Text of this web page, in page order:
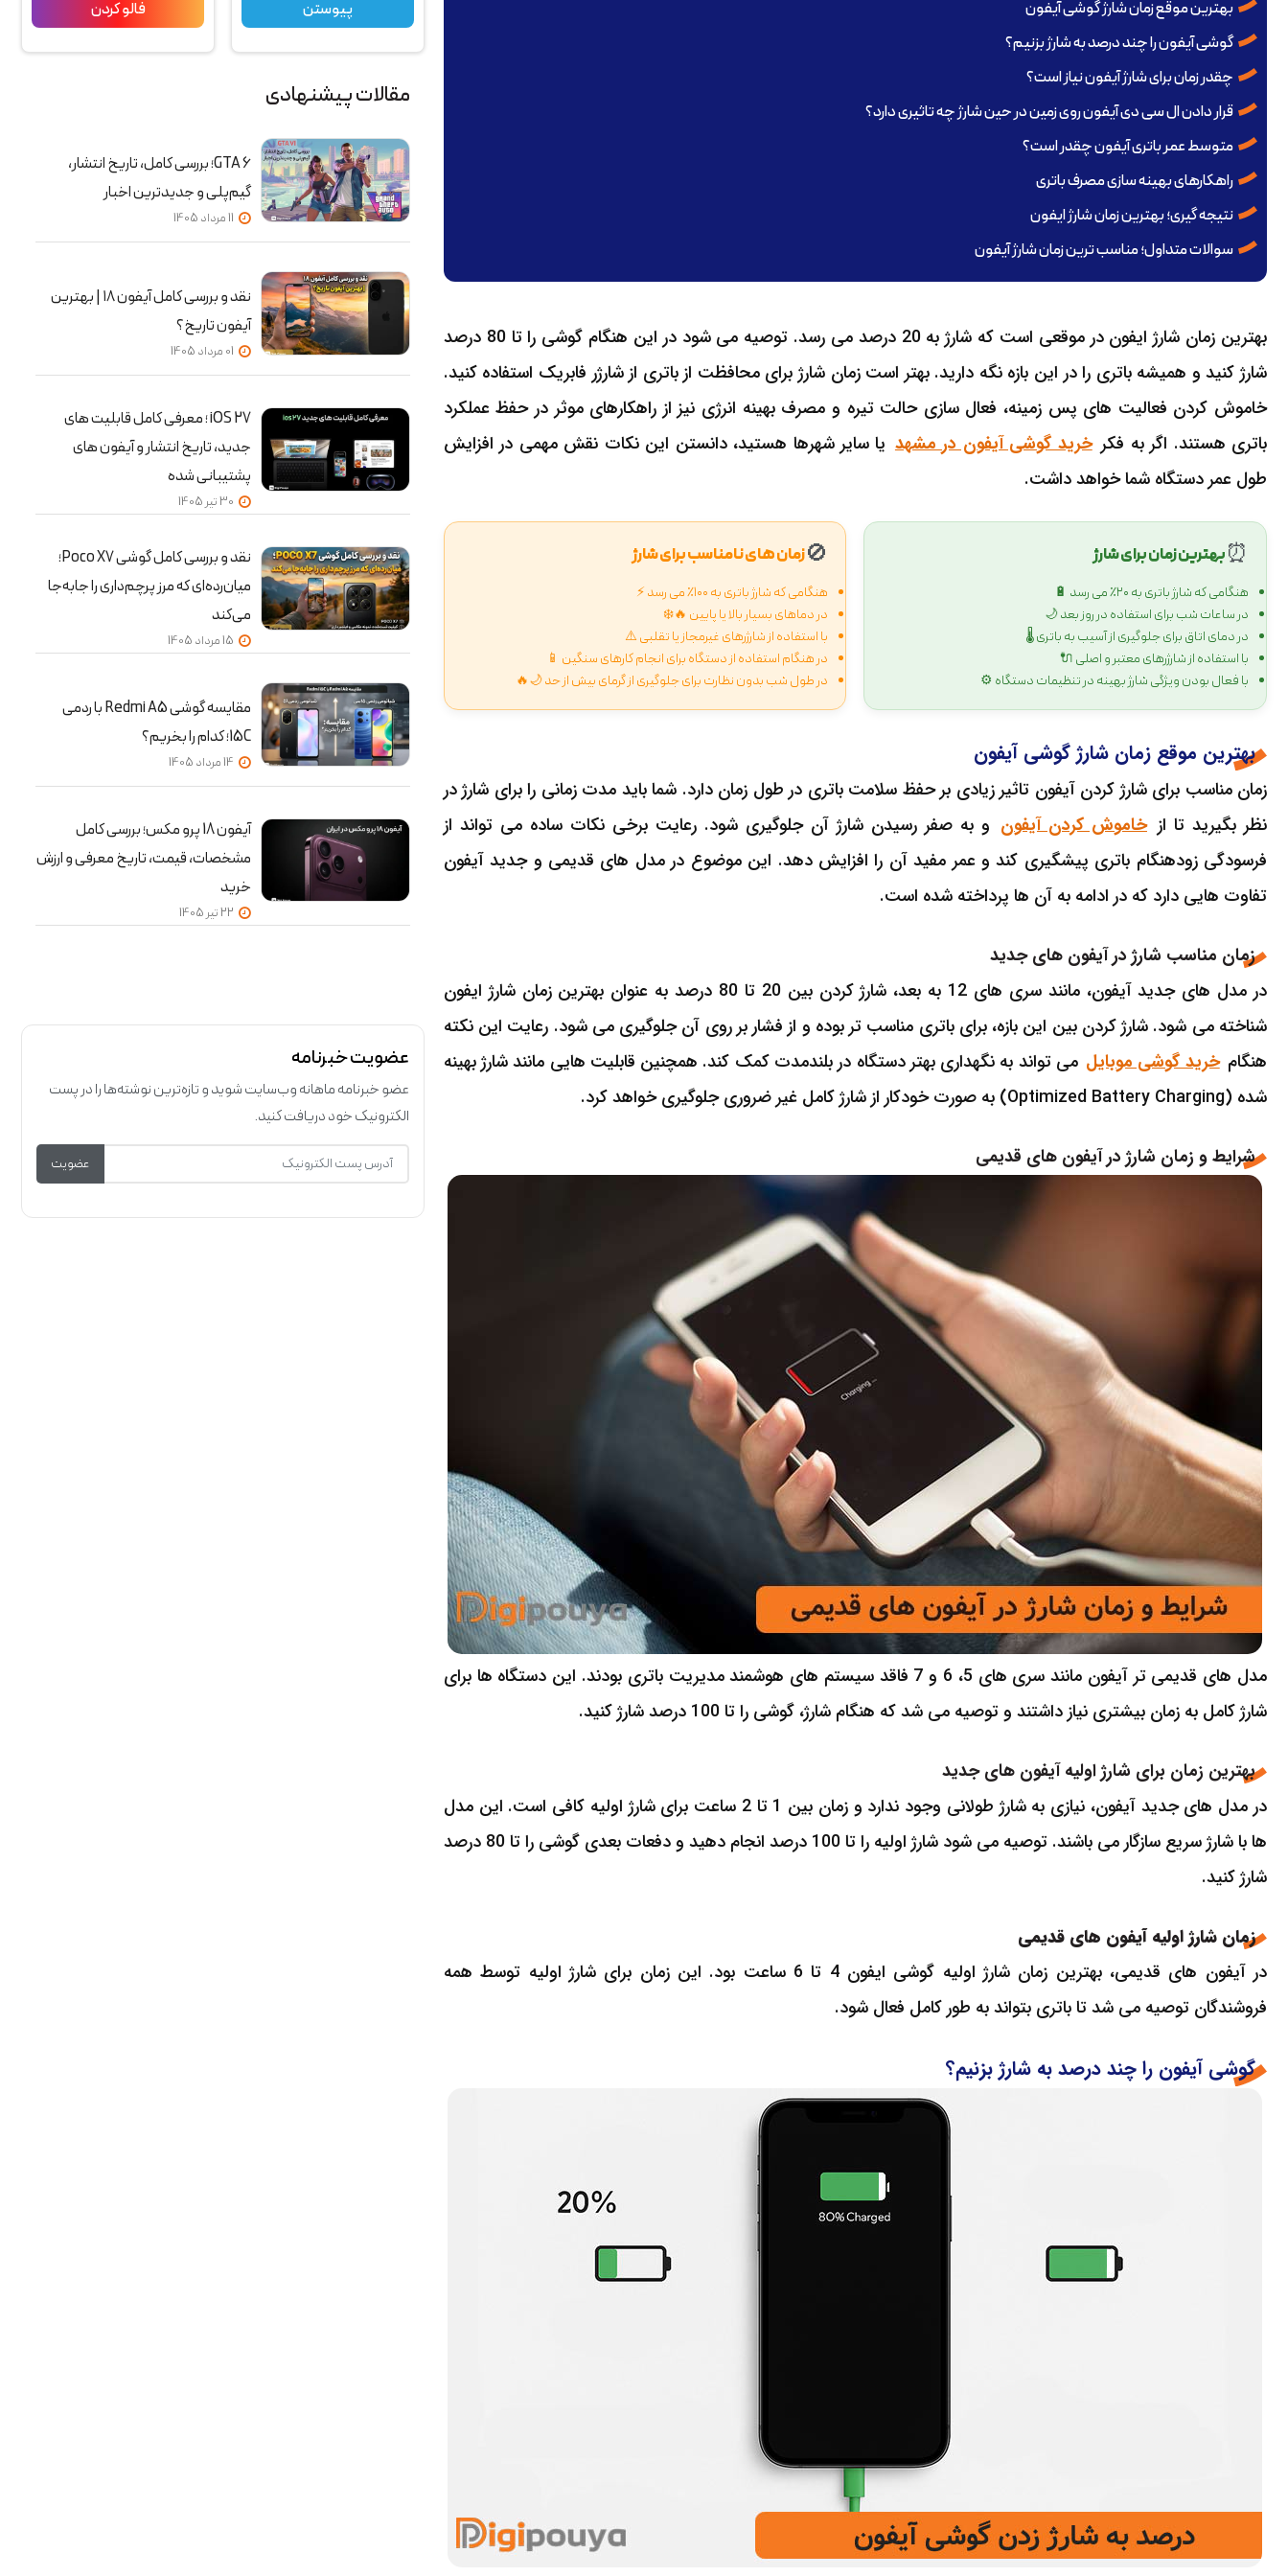
بهترین موقع زمان شارژ گوشی آیفون
گوشی آیفون را چند درصد به شارژ بزنیم؟
چقدر زمان برای شارژ آیفون نیاز است؟
قرار دادن ال سی دی آیفون روی زمین در حین شارژ چه تاثیری دارد؟
متوسط عمر باتری آیفون چقدر است؟
راهکارهای بهینه سازی مصرف باتری
نتیجه گیری؛ بهترین زمان شارژ ایفون
سوالات متداول؛ مناسب ترین زمان شارژ آیفون
بهترین زمان شارژ ایفون در موقعی است که شارژ به 20 درصد می رسد. توصیه می شود در این هنگام گوشی را تا 80 درصد
شارژ کنید و همیشه باتری را در این بازه نگه دارید. بهتر است زمان شارژ برای محافظت از باتری از شارژر فابریک استفاده کنید.
خاموش کردن فعالیت های پس زمینه، فعال سازی حالت تیره و مصرف بهینه انرژی نیز از راهکارهای موثر در حفظ عملکرد
باتری هستند. اگر به فکر خرید گوشی آیفون در مشهد یا سایر شهرها هستید، دانستن این نکات نقش مهمی در افزایش
طول عمر دستگاه شما خواهد داشت.
⏰بهترین زمان برای شارژ
هنگامی که شارژ باتری به ۲۰٪ می رسد 🔋
در ساعات شب برای استفاده در روز بعد 🌙
در دمای اتاق برای جلوگیری از آسیب به باتری 🌡️
با استفاده از شارژرهای معتبر و اصلی 🔌
با فعال بودن ویژگی شارژ بهینه در تنظیمات دستگاه ⚙️
🚫زمان های نامناسب برای شارژ
هنگامی که شارژ باتری به ۱۰۰٪ می رسد ⚡
در دماهای بسیار بالا یا پایین 🔥❄️
با استفاده از شارژرهای غیرمجاز یا تقلبی ⚠️
در هنگام استفاده از دستگاه برای انجام کارهای سنگین 📱
در طول شب بدون نظارت برای جلوگیری از گرمای بیش از حد 🌙🔥
بهترین موقع زمان شارژ گوشی آیفون
زمان مناسب برای شارژ کردن آیفون تاثیر زیادی بر حفظ سلامت باتری در طول زمان دارد. شما باید مدت زمانی را برای شارژ در
نظر بگیرید تا از خاموش کردن آیفون و به صفر رسیدن شارژ آن جلوگیری شود. رعایت برخی نکات ساده می تواند از
فرسودگی زودهنگام باتری پیشگیری کند و عمر مفید آن را افزایش دهد. این موضوع در مدل های قدیمی و جدید آیفون
تفاوت هایی دارد که در ادامه به آن ها پرداخته شده است.
زمان مناسب شارژ در آیفون های جدید
در مدل های جدید آیفون، مانند سری های 12 به بعد، شارژ کردن بین 20 تا 80 درصد به عنوان بهترین زمان شارژ ایفون
شناخته می شود. شارژ کردن بین این بازه، برای باتری مناسب تر بوده و از فشار بر روی آن جلوگیری می شود. رعایت این نکته
هنگام خرید گوشی موبایل می تواند به نگهداری بهتر دستگاه در بلندمدت کمک کند. همچنین قابلیت هایی مانند شارژ بهینه
شده (Optimized Battery Charging) به صورت خودکار از شارژ کامل غیر ضروری جلوگیری خواهد کرد.
شرایط و زمان شارژ در آیفون های قدیمی
مدل های قدیمی تر آیفون مانند سری های 5، 6 و 7 فاقد سیستم های هوشمند مدیریت باتری بودند. این دستگاه ها برای
شارژ کامل به زمان بیشتری نیاز داشتند و توصیه می شد که هنگام شارژ، گوشی را تا 100 درصد شارژ کنید.
بهترین زمان برای شارژ اولیه آیفون های جدید
در مدل های جدید آیفون، نیازی به شارژ طولانی وجود ندارد و زمان بین 1 تا 2 ساعت برای شارژ اولیه کافی است. این مدل
ها با شارژ سریع سازگار می باشند. توصیه می شود شارژ اولیه را تا 100 درصد انجام دهید و دفعات بعدی گوشی را تا 80 درصد
شارژ کنید.
زمان شارژ اولیه آیفون های قدیمی
در آیفون های قدیمی، بهترین زمان شارژ اولیه گوشی ایفون 4 تا 6 ساعت بود. این زمان برای شارژ اولیه توسط همه
فروشندگان توصیه می شد تا باتری بتواند به طور کامل فعال شود.
گوشی آیفون را چند درصد به شارژ بزنیم؟
پیوستن
فالو کردن
مقالات پیشنهادی
GTA 6؛ بررسی کامل، تاریخ انتشار،
گیم‌پلی و جدیدترین اخبار
نقد و بررسی کامل آیفون ۱۸ | بهترین
آیفون تاریخ؟
iOS 27 ؛ معرفی کامل قابلیت‌ های
جدید، تاریخ انتشار و آیفون‌ های
پشتیبانی‌ شده
نقد و بررسی کامل گوشی Poco X7؛
میان‌رده‌ای که مرز پرچم‌داری را جابه‌جا
می‌کند
مقایسه گوشی Redmi A5 با ردمی
15C؛ کدام را بخریم؟
آیفون 18 پرو مکس؛ بررسی کامل
مشخصات، قیمت، تاریخ معرفی و ارزش
خرید
عضویت خبرنامه
عضو خبرنامه ماهانه وب‌سایت شوید و تازه‌ترین نوشته‌ها را در پست
الکترونیک خود دریافت کنید.
عضویت